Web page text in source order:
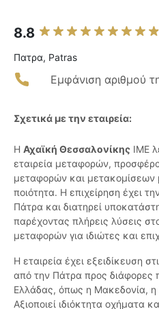
8.8
Πατρα, Patras
Εμφάνιση αριθμού
Σχετικά με την εταιρεία:
Η Αχαϊκή Θεσσαλονίκης ΙΜΕ
εταιρεία μεταφορών,
μεταφορών και
ποιότητα. Η επιχείρηση έχει
Πάτρα και διατηρεί
παρέχοντας πλήρεις λύσεις
μεταφορών για ιδιώτες και
Η εταιρεία έχει εξειδίκευση
από την Πάτρα προς διάφορες
Ελλάδας, όπως η Μακεδονία,
Αξιοποιεί ιδιόκτητα οχήματα